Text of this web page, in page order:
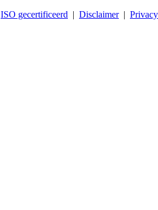
ISO gecertificeerd | Disclaimer|